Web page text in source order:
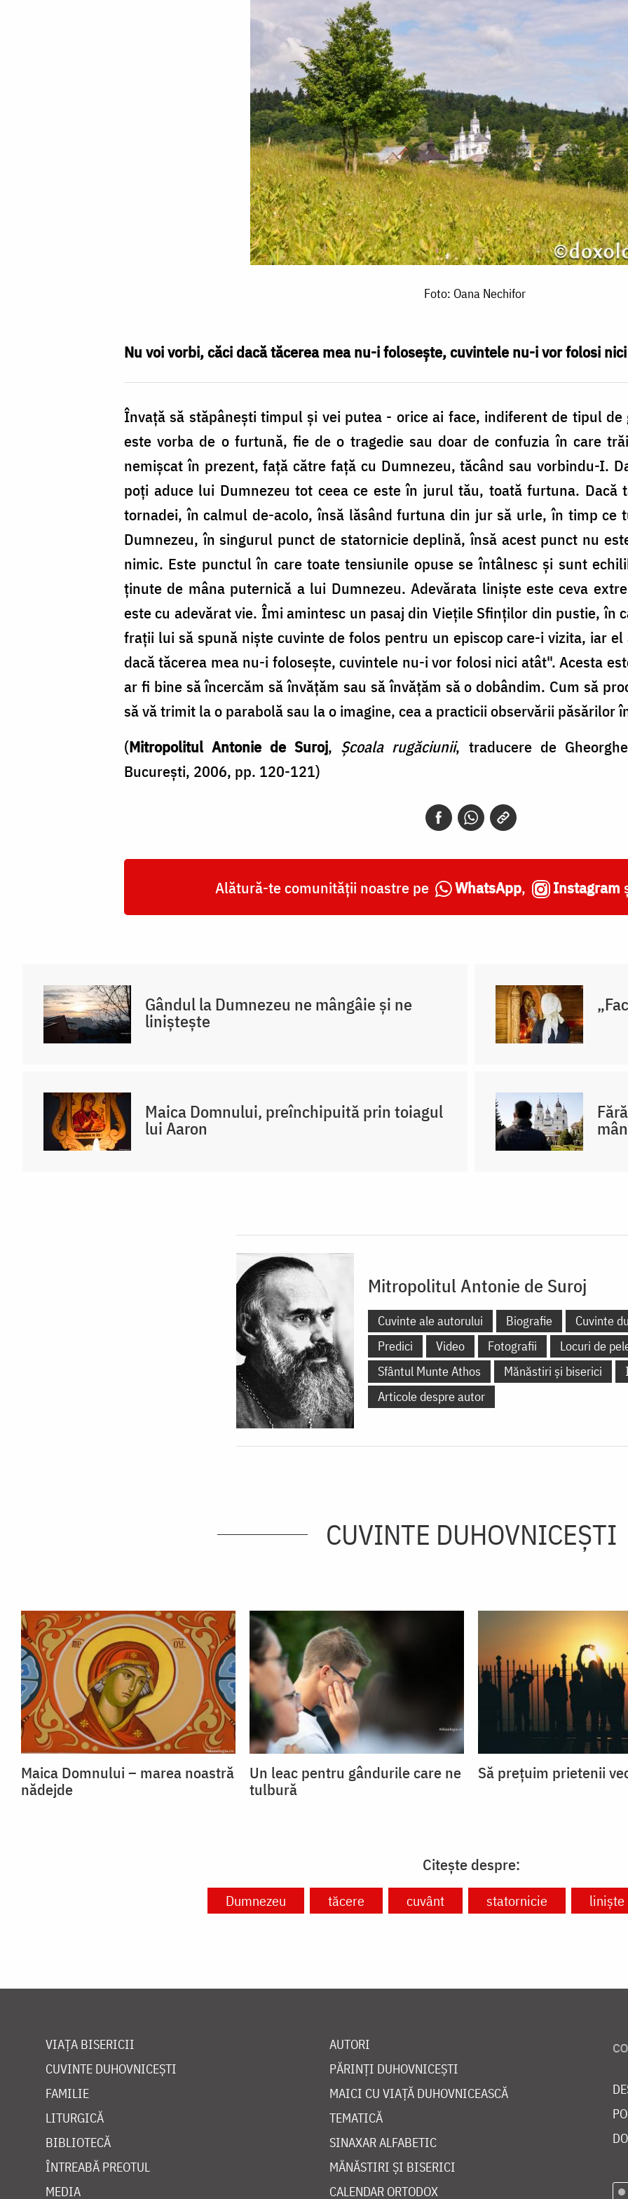
Foto: Oana Nechifor
Nu voi vorbi, căci dacă tăcerea mea nu-i foloseşte, cuvintele nu-i vor folosi
Învaţă să stăpâneşti timpul şi vei putea - orice ai face, indiferent de tipul de
este vorba de o furtună, fie de o tragedie sau doar de confuzia în care
nemişcat în prezent, faţă către faţă cu Dumnezeu, tăcând sau vorbindu-I.
poţi aduce lui Dumnezeu tot ceea ce este în jurul tău, toată furtuna. Dacă
tornadei, în calmul de-acolo, însă lăsând furtuna din jur să urle, în timp ce
Dumnezeu, în singurul punct de statornicie deplină, însă acest punct nu
nimic. Este punctul în care toate tensiunile opuse se întâlnesc şi sunt
ţinute de mâna puternică a lui Dumnezeu. Adevărata linişte este ceva
este cu adevărat vie. Îmi amintesc un pasaj din Vieţile Sfinţilor din pustie, în
fraţii lui să spună nişte cuvinte de folos pentru un episcop care-i vizita, iar el
dacă tăcerea mea nu-i foloseşte, cuvintele nu-i vor folosi nici atât". Acesta
ar fi bine să încercăm să învăţăm sau să învăţăm să o dobândim. Cum să
să vă trimit la o parabolă sau la o imagine, cea a practicii observării păsărilor
(Mitropolitul Antonie de Suroj, Școala rugăciunii, traducere de
București, 2006, pp. 120-121)
Alătură-te comunității noastre pe WhatsApp, Instagram
Gândul la Dumnezeu ne mângâie și ne
liniștește
Maica Domnului, preînchipuită prin toiagul
lui Aaron
Mitropolitul Antonie de Suroj
Cuvinte ale autorului Biografie
Cuvinte
Predici
Video Fotografii
Locuri de
Sfântul Munte Athos
Mănăstiri și biserici
Articole despre autor
CUVINTE DUHOVNICEȘTI
Maica Domnului – marea noastră
nădejde
Un leac pentru gândurile care ne
tulbură
Să prețuim prietenii
Citește despre:
Dumnezeu tăcere cuvânt statornicie liniște
VIAȚA BISERICII
CUVINTE DUHOVNICEȘTI
FAMILIE
LITURGICĂ
BIBLIOTECĂ
ÎNTREABĂ PREOTUL
MEDIA
AUTORI
PĂRINȚI DUHOVNICEȘTI
MAICI CU VIAȚĂ DUHOVNICEASCĂ
TEMATICĂ
SINAXAR ALFABETIC
MĂNĂSTIRI ȘI BISERICI
CALENDAR ORTODOX